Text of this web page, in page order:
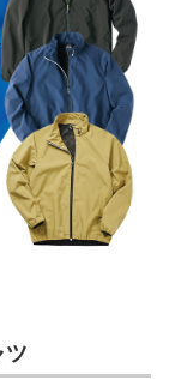
ツ